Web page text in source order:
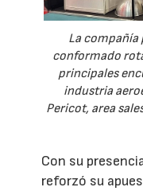
La compañía
conformado
principales
industria
Pericot, area
Con su
reforzó su